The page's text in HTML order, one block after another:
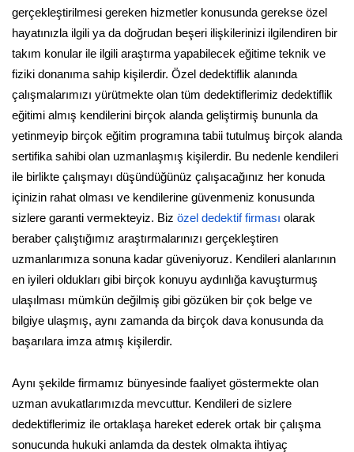
gerçekleştirilmesi gereken hizmetler konusunda gerekse özel
hayatınızla ilgili ya da doğrudan beşeri ilişkilerinizi ilgilendiren bir
takım konular ile ilgili araştırma yapabilecek eğitime teknik ve
fiziki donanıma sahip kişilerdir. Özel dedektiflik alanında
çalışmalarımızı yürütmekte olan tüm dedektiflerimiz dedektiflik
eğitimi almış kendilerini birçok alanda geliştirmiş bununla da
yetinmeyip birçok eğitim programına tabii tutulmuş birçok alanda
sertifika sahibi olan uzmanlaşmış kişilerdir. Bu nedenle kendileri
ile birlikte çalışmayı düşündüğünüz çalışacağınız her konuda
içinizin rahat olması ve kendilerine güvenmeniz konusunda
sizlere garanti vermekteyiz. Biz özel dedektif firması olarak
beraber çalıştığımız araştırmalarınızı gerçekleştiren
uzmanlarımıza sonuna kadar güveniyoruz. Kendileri alanlarının
en iyileri oldukları gibi birçok konuyu aydınlığa kavuşturmuş
ulaşılması mümkün değilmiş gibi gözüken bir çok belge ve
bilgiye ulaşmış, aynı zamanda da birçok dava konusunda da
başarılara imza atmış kişilerdir.
Aynı şekilde firmamız bünyesinde faaliyet göstermekte olan
uzman avukatlarımızda mevcuttur. Kendileri de sizlere
dedektiflerimiz ile ortaklaşa hareket ederek ortak bir çalışma
sonucunda hukuki anlamda da destek olmakta ihtiyaç